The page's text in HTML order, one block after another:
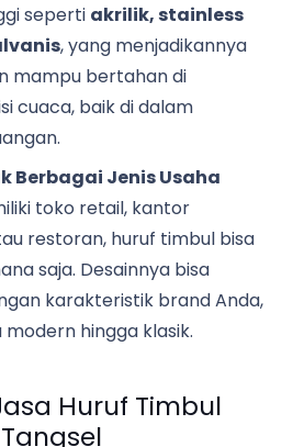
seperti akrilik, stainless
, yang menjadikannya
mampu bertahan di
cuaca, baik di dalam
Berbagai Jenis Usaha
toko retail, kantor
restoran, huruf timbul bisa
saja. Desainnya bisa
karakteristik brand Anda,
hingga klasik.
Huruf Timbul